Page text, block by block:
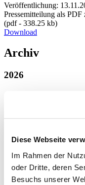
Diese Webseite
Im Rahmen der
oder Dritte, deren
Besuchs unserer
Veröffentlichung:
Pressemitteilung als
(pdf - 338.25 kb)
Download
Archiv
2026
Mai
März
Januar
2025